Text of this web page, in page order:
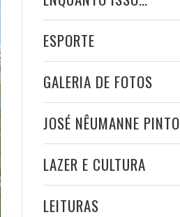
ESPORTE
GALERIA DE FOTOS
JOSÉ NÊUMANNE PINTO
LAZER E CULTURA
LEITURAS